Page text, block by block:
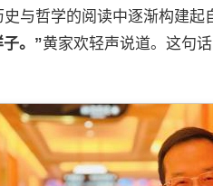
与哲学的阅读中逐渐构建起
。”黄家欢轻声说道。这句